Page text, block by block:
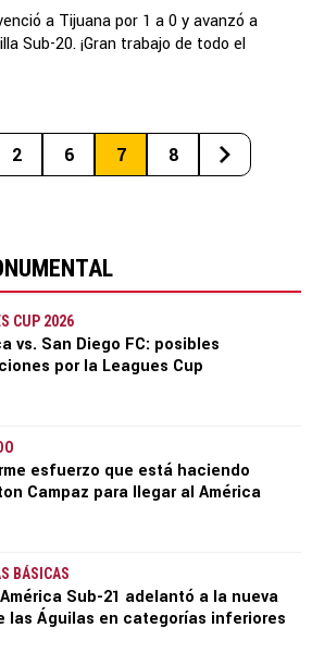
a Tijuana por 1 a 0 y avanzó a
Sub-20. ¡Gran trabajo de todo el
2 6 7 8
CUP 2026
vs. San Diego FC: posibles
por la Leagues Cup
esfuerzo que está haciendo
Campaz para llegar al América
BÁSICAS
Sub-21 adelantó a la nueva
las Águilas en categorías inferiores